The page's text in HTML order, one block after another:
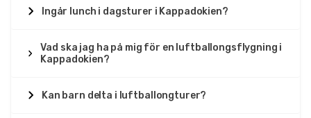
Ingår lunch i dagsturer i Kappadokien?
Vad ska jag ha på mig för en luftballongsflygning i
Kappadokien?
Kan barn delta i luftballongturer?